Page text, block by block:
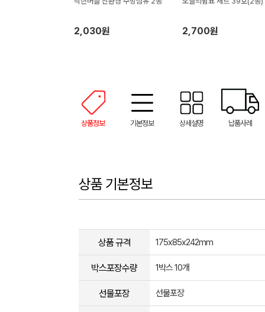
2,030원 2,700원
상품정보 기본정보 상세설명 납품사례
상품 기본정보
상품 규격 175x85x242mm
박스포장수량 1박스 10개
선물포장 선물포장